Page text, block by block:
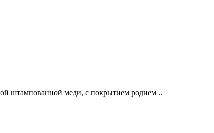
штампованной меди, с покрытием родием ..